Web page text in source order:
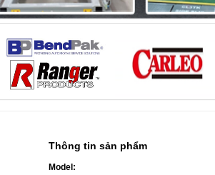
Thông tin sản phẩm
Model: